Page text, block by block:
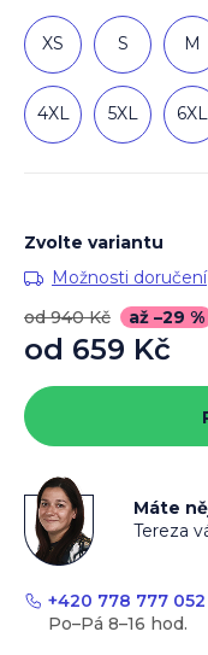
XS S M
4XL 5XL 6XL
Zvolte variantu
Možnosti doručení
od 940 Kč
až –29 %
od 659 Kč
cena:
Máte
Tereza
+420 778 777 052